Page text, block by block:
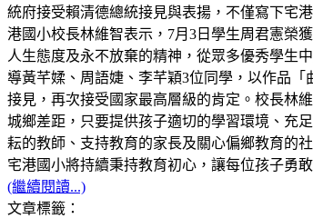
統府接受賴清德總統接見與表揚，不僅寫下宅
港國小校長林維智表示，7月3日學生周君憲榮
人生態度及永不放棄的精神，從眾多優秀學生
導黃芊媃、周語婕、李芊穎3位同學，以作品「
接見，再次接受國家最高層級的肯定。校長林
城鄉差距，只要提供孩子適切的學習環境、充
耘的教師、支持教育的家長及關心偏鄉教育的
宅港國小將持續秉持教育初心，讓每位孩子勇
(繼續閱讀...)
文章標籤：